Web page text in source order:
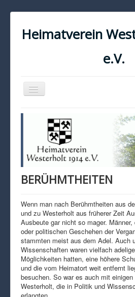
Heimatverein
e.V.
Navigation
an/aus
KONTAKT
IMPRESSUM
DATENSCHUTZ
BERÜHMTHEITEN
Wenn man nach Berühmtheiten aus
und zu Westerholt aus früherer Zeit
Ausbeute gar nicht so mager.
oder politischen Geschehen der
stammten meist aus dem Adel. Auch
Wissenschaften waren vielfach
Möglichkeiten hatten, eine höhere
und die vom Heimatort weit entfernt
besuchen. So war es auch mit
Westerholt, die in Politik und
erlangten.